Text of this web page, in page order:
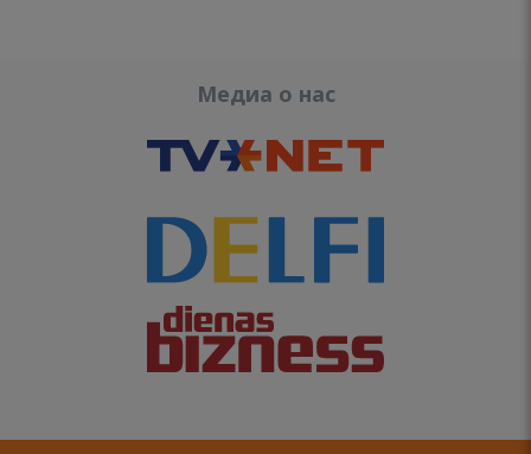
Медиа о нас